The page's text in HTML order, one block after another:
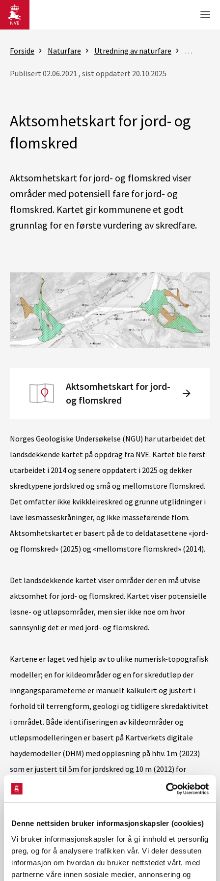
Denne nettsiden bruker informasjonskapsler (cookies)
Vi bruker informasjonskapsler for å gi innhold et personlig
preg, og for å analysere trafikken vår. Vi deler dessuten
informasjon om hvordan du bruker nettstedet vårt, med
partnerne våre innen sosiale medier, annonsering og
Gå til hovedinnhold
Forside Naturfare Utredning av naturfare Om kart
Publisert 02.06.2021 , sist oppdatert 20.10.2025
Aktsomhetskart for jord- og
flomskred
Aktsomhetskart for jord- og flomskred viser
områder med potensiell fare for jord- og
flomskred. Kartet gir kommunene et godt
grunnlag for en første vurdering av skredfare.
Aktsomhetskart for jord-
og flomskred
Norges Geologiske Undersøkelse (NGU) har utarbeidet det
landsdekkende kartet på oppdrag fra NVE. Kartet ble først
utarbeidet i 2014 og senere oppdatert i 2025 og dekker
skredtypene jordskred og små og mellomstore flomskred.
Det omfatter ikke kvikkleireskred og grunne utglidninger i
lave løsmasseskråninger, og ikke masseførende flom.
Aktsomhetskartet er basert på de to deldatasettene «jord-
og flomskred» (2025) og «mellomstore flomskred» (2014).
Det landsdekkende kartet viser områder der en må utvise
aktsomhet for jord- og flomskred. Kartet viser potensielle
løsne- og utløpsområder, men sier ikke noe om hvor
sannsynlig det er med jord- og flomskred.
Kartene er laget ved hjelp av to ulike numerisk-topografisk
modeller; en for kildeområder og en for skredutløp der
inngangsparameterne er manuelt kalkulert og justert i
forhold til terrengform, geologi og tidligere skredaktivitet
i området. Både identifiseringen av kildeområder og
utløpsmodelleringen er basert på Kartverkets digitale
høydemodeller (DHM) med oppløsning på hhv. 1m (2023)
som er justert til 5m for jordskred og 10 m (2012) for
mellomstore flomskred.
egenskaper; helning, planarkurvatur og størrelse på det
vanntilførende området for hver DHM-celle med GIS-basert
verktøy.